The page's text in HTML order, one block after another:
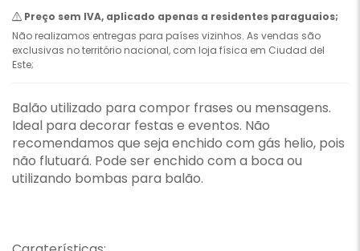
Preço sem IVA, aplicado apenas a residentes paraguaios;
Não realizamos entregas para países vizinhos. As vendas são
exclusivas no território nacional, com loja física em Ciudad del
Este;
Balão utilizado para compor frases ou mensagens.
Ideal para decorar festas e eventos. Não
recomendamos que seja enchido com gás helio, pois
não flutuará. Pode ser enchido com a boca ou
utilizando bombas para balão.